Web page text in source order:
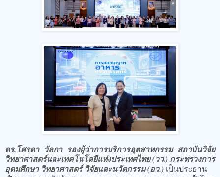
ดร.โศรดา วัลภา รองผู้ว่าการบริการอุตสาหกรรม สถาบันวิจัย
วิทยาศาสตร์และเทคโนโลยีแห่งประเทศไทย (วว.) กระทรวงการ
อุดมศึกษา วิทยาศาสตร์ วิจัยและนวัตกรรม (อว.) เป็นประธาน